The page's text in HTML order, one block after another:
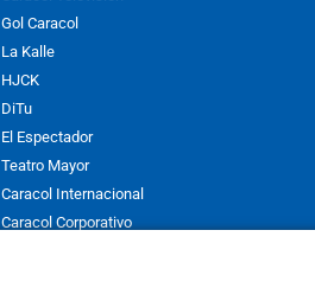
Gol Caracol
La Kalle
HJCK
DiTu
El Espectador
Teatro Mayor
Caracol Internacional
Caracol Corporativo